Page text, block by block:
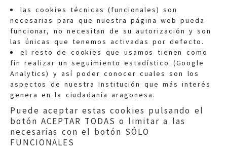
las cookies técnicas (funcionales) son
necesarias para que nuestra página web pueda
funcionar, no necesitan de su autorización y son
las únicas que tenemos activadas por defecto.
el resto de cookies que usamos tienen como
fin realizar un seguimiento estadístico (Google
Analytics) y así poder conocer cuales son los
aspectos de nuestra Institución que más interés
genera en la ciudadanía aragonesa.
Puede aceptar estas cookies pulsando el
botón ACEPTAR TODAS o limitar a las
necesarias con el botón SÓLO
FUNCIONALES
Quejas:quejas@eljusticiadearagon.es
Información general:
informacion@eljusticiadearagon.es
Teléfonos:900 210 210/